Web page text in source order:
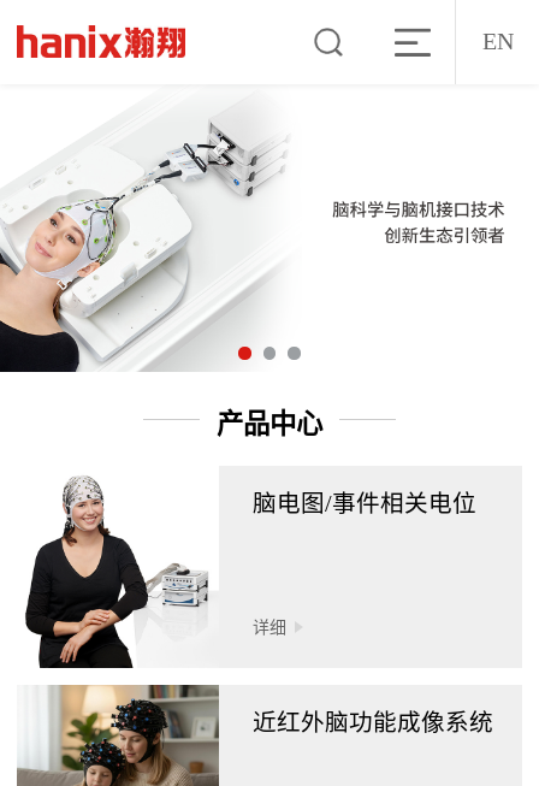
EN
产品中心
脑电图/事件相关电位
详细
近红外脑功能成像系统